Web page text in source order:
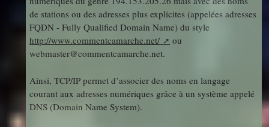
de stations ou des adresses plus explicites (appelées adresses
FQDN - Fully Qualified Domain Name) du style
http://www.commentcamarche.net/
ou
webmaster@commentcamarche.net.
Ainsi, TCP/IP permet d’associer des noms en langage
courant aux adresses numériques grâce à un système appelé
DNS (Domain Name System).